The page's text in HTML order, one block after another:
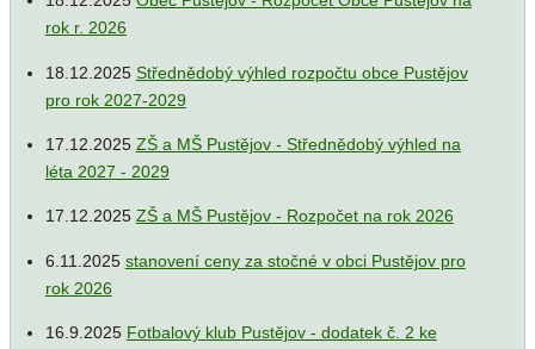
rok r. 2026
18.12.2025 Střednědobý výhled rozpočtu obce Pustějov
pro rok 2027-2029
17.12.2025 ZŠ a MŠ Pustějov - Střednědobý výhled na
léta 2027 - 2029
17.12.2025 ZŠ a MŠ Pustějov - Rozpočet na rok 2026
6.11.2025 stanovení ceny za stočné v obci Pustějov pro
rok 2026
16.9.2025 Fotbalový klub Pustějov - dodatek č. 2 ke